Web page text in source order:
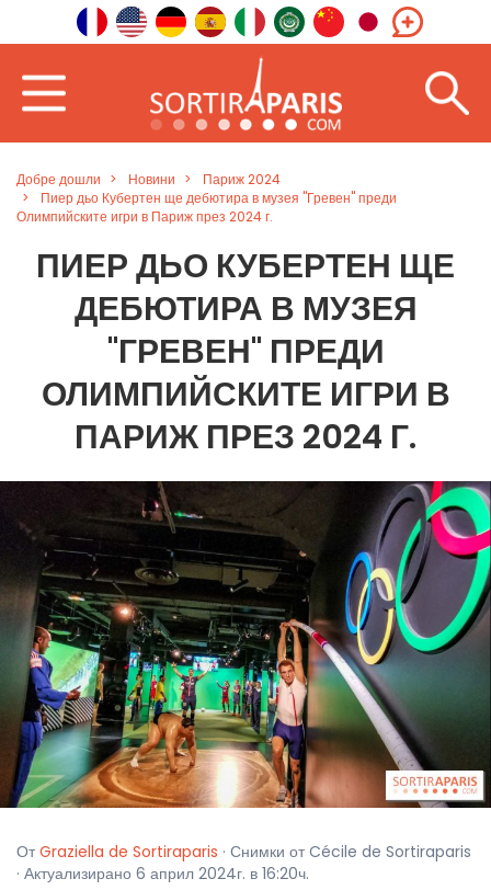
Добре дошли Новини
Париж 2024
Пиер дьо Кубертен ще дебютира в музея "Гревен" преди
Олимпийските игри в Париж през 2024 г.
ПИЕР ДЬО КУБЕРТЕН ЩЕ
ДЕБЮТИРА В МУЗЕЯ
"ГРЕВЕН" ПРЕДИ
ОЛИМПИЙСКИТЕ ИГРИ В
ПАРИЖ ПРЕЗ 2024 Г.
От Graziella de Sortiraparis · Снимки от Cécile de Sortiraparis
· Актуализирано 6 април 2024г. в 16:20ч.